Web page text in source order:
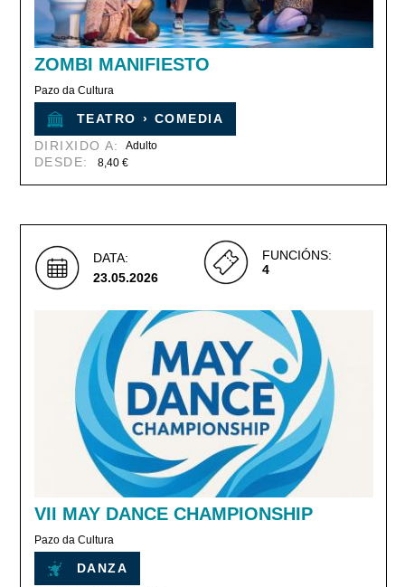
ZOMBI MANIFIESTO
Pazo da Cultura
TEATRO › COMEDIA
DIRIXIDO A:
Adulto
DESDE: 8,40 €
DATA:
23.05.2026
FUNCIÓNS:
4
VII MAY DANCE CHAMPIONSHIP
Pazo da Cultura
DANZA